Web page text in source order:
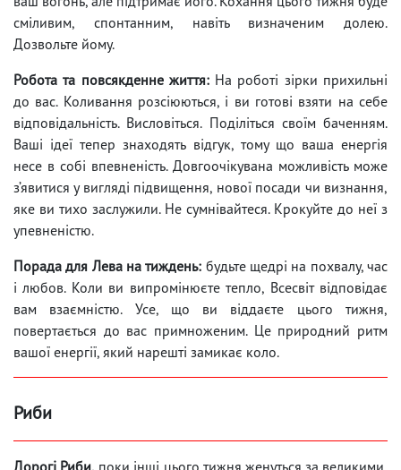
сміливим, спонтанним, навіть визначеним долею.
Дозвольте йому.
Робота та повсякденне життя:На роботі зірки прихильні
до вас. Коливання розсіюються, і ви готові взяти на себе
відповідальність. Висловіться. Поділіться своїм баченням.
Ваші ідеї тепер знаходять відгук, тому що ваша енергія
несе в собі впевненість. Довгоочікувана можливість може
з’явитися у вигляді підвищення, нової посади чи визнання,
яке ви тихо заслужили. Не сумнівайтеся. Крокуйте до неї з
упевненістю.
Порада для Лева на тиждень: будьте щедрі на похвалу, час
і любов. Коли ви випромінюєте тепло, Всесвіт відповідає
вам взаємністю. Усе, що ви віддаєте цього тижня,
повертається до вас примноженим. Це природний ритм
вашої енергії, який нарешті замикає коло.
Риби
Дорогі Риби, поки інші цього тижня женуться за великими,